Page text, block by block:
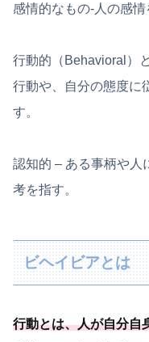
感情的なもの-人の感情
行動的（Behavioral）
行動や、自分の態度に
す。
認知的 – ある事柄や人
考を指す。
ビヘイビアとは
行動とは、人が自分自